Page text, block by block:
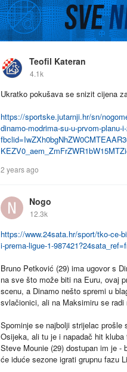
Teofil Kateran
4.1k
Ukratko pokušava se snizit cijena
https://sportske.jutarnji.hr/sn/
dinamo-modrima-su-u-prvom-planu-
2 years ago
Nogo
12.3k
https://www.24sata.hr/sport/tko-ce-
i-prema-ligue-1-
Bruno Petković (29) ima ugovor s
na sve što može biti na Euru, ovaj
scenu, a Dinamo nešto spremi u
svlačionici, ali na Maksimiru se radi
Spominje se najbolji strijelac prošle
Osijeka, ali tu je i napadač hit
Steve Mounie (29) dostupan im je -
će iduće sezone igrati grupnu fazu